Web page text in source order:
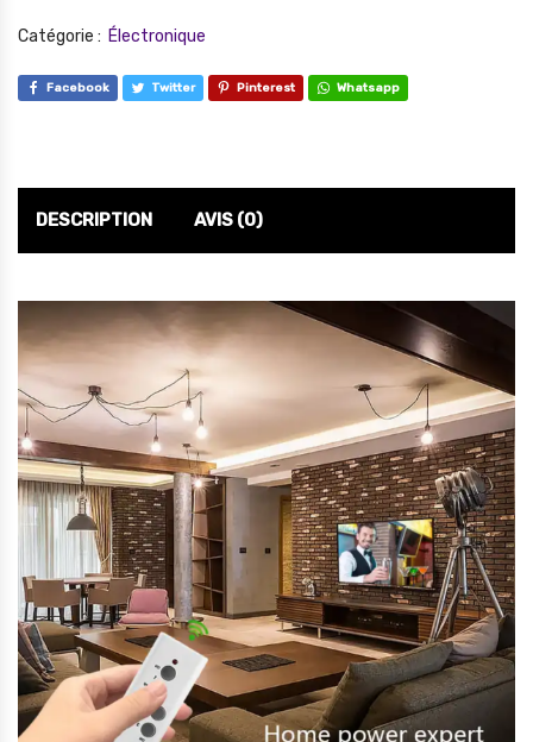
Catégorie : Électronique
Facebook Twitter Pinterest Whatsapp
DESCRIPTION AVIS (0)